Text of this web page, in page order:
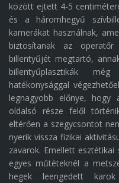
között ejtett 4-5
és a háromhegyű
kamerákat használnak,
biztosítanak az
billentyűjét megtartó,
billentyűplasztikák
hatékonysággal
legnagyobb előnye, hogy
oldalsó része felől
eltérően a szegycsontot
nyerik vissza fizikai
zavarok. Emellett
egyes műtéteknél a
hegek leengedett